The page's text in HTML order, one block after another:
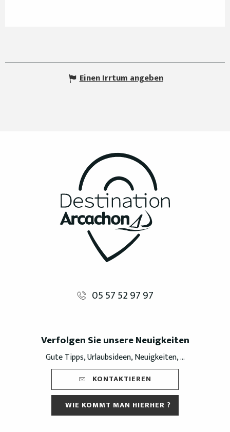
Einen Irrtum angeben
05 57 52 97 97
Verfolgen Sie unsere Neuigkeiten
Gute Tipps, Urlaubsideen, Neuigkeiten, ...
KONTAKTIEREN
WIE KOMMT MAN HIERHER ?